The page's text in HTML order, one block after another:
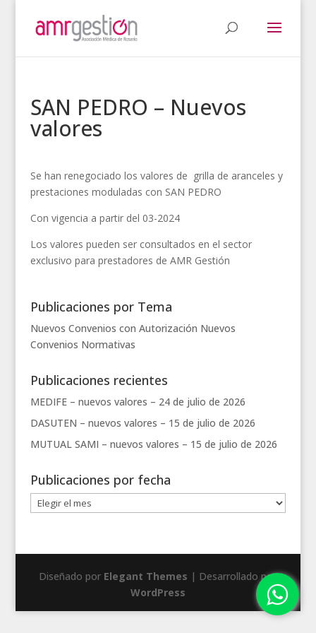
SAN PEDRO – Nuevos
valores
Se han renegociado los valores de grilla de aranceles y
prestaciones moduladas con SAN PEDRO
Con vigencia a partir del 03-2024
Los valores pueden ser consultados en el sector
exclusivo para prestadores de AMR Gestión
Publicaciones por Tema
Nuevos Convenios con Autorización Nuevos
Convenios Normativas
Publicaciones recientes
MEDIFE – nuevos valores – 24 de julio de 2026
DASUTEN – nuevos valores – 15 de julio de 2026
MUTUAL SAMI – nuevos valores – 15 de julio de 2026
Publicaciones por fecha
Publicaciones
por
Diseñado por Elegant Themes | Desarrollado por
WordPress